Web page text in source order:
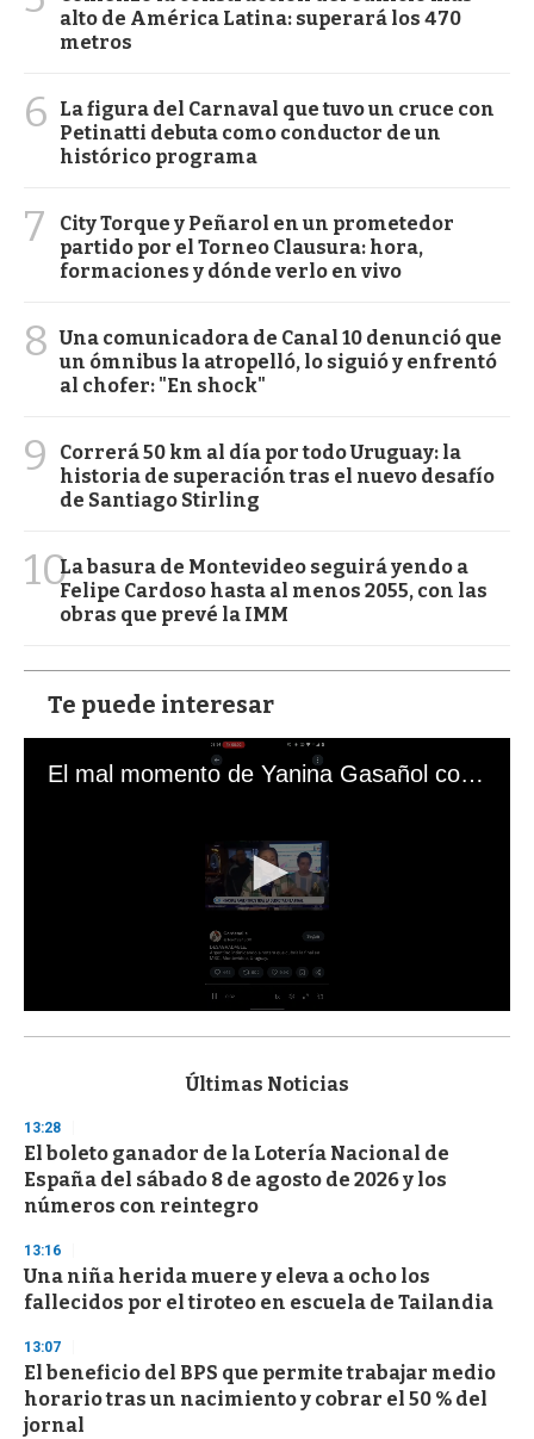
alto de América Latina: superará los 470
metros
6
La figura del Carnaval que tuvo un cruce con
Petinatti debuta como conductor de un
histórico programa
7
City Torque y Peñarol en un prometedor
partido por el Torneo Clausura: hora,
formaciones y dónde verlo en vivo
8 Una comunicadora de Canal 10 denunció que
un ómnibus la atropelló, lo siguió y enfrentó
al chofer: "En shock"
9
Correrá 50 km al día por todo Uruguay: la
historia de superación tras el nuevo desafío
de Santiago Stirling
10La basura de Montevideo seguirá yendo a
Felipe Cardoso hasta al menos 2055, con las
obras que prevé la IMM
Te puede interesar
El mal momento de Yanina Gasañol con un hincha argentino en "Subrayado"
s
d
s
o
f
3
s
e
c
o
d
s
Últimas Noticias
13:28
El boleto ganador de la Lotería Nacional de
España del sábado 8 de agosto de 2026 y los
números con reintegro
13:16
Una niña herida muere y eleva a ocho los
fallecidos por el tiroteo en escuela de Tailandia
13:07
El beneficio del BPS que permite trabajar medio
horario tras un nacimiento y cobrar el 50 % del
jornal